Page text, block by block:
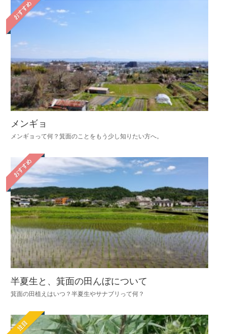
おすすめ
メンギョ
メンギョって何？箕面のことをもう少し知りたい方へ。
おすすめ
半夏生と、箕面の田んぼについて
箕面の田植えはいつ？半夏生やサナブリって何？
注目